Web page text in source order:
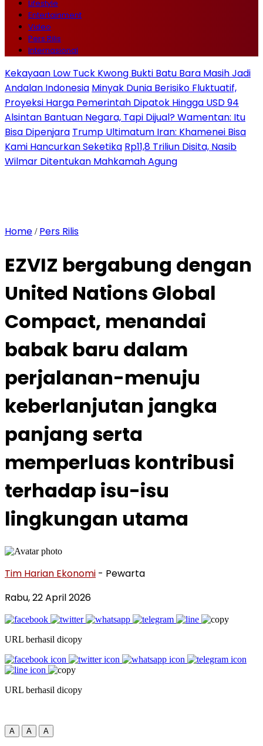
Lifestyle
Entertainment
Video
Pers Rilis
Internasional
Kekayaan Low Tuck Kwong Bukti Batu Bara Masih Jadi
Andalan Indonesia Minyak Dunia Berisiko Fluktuatif,
Proyeksi Harga Pemerintah Dipatok Hingga USD 94
Alsintan Bantuan Negara, Tapi Dijual? Wamentan: Itu
Bisa Dipenjara Trump Ultimatum Iran: Khamenei Bisa
Kami Hancurkan Seketika Rp11,8 Triliun Disita, Nasib
Wilmar Ditentukan Mahkamah Agung
Home / Pers Rilis
EZVIZ bergabung dengan
United Nations Global
Compact, menandai
babak baru dalam
perjalanan-menuju
keberlanjutan jangka
panjang serta
memperluas kontribusi
terhadap isu-isu
lingkungan utama
Tim Harian Ekonomi - Pewarta
Rabu, 22 April 2026
URL berhasil dicopy
URL berhasil dicopy
A A A